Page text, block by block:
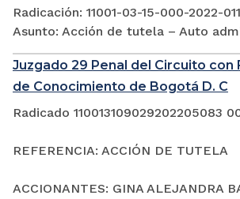
Radicación: 11001-03-15-000-2022-
Asunto: Acción de tutela – Auto
Juzgado 29 Penal del Circuito con
de Conocimiento de Bogotá D. C
Radicado 110013109029202205083
REFERENCIA: ACCIÓN DE TUTELA
ACCIONANTES: GINA ALEJANDRA